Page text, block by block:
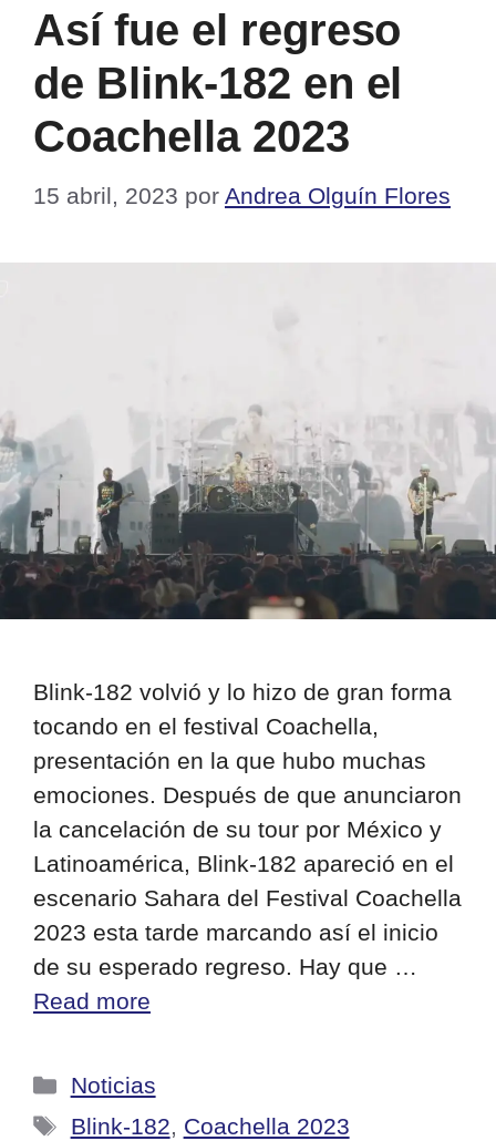
Así fue el regreso
de Blink-182 en el
Coachella 2023
15 abril, 2023 por Andrea Olguín Flores
Blink-182 volvió y lo hizo de gran forma
tocando en el festival Coachella,
presentación en la que hubo muchas
emociones. Después de que anunciaron
la cancelación de su tour por México y
Latinoamérica, Blink-182 apareció en el
escenario Sahara del Festival Coachella
2023 esta tarde marcando así el inicio
de su esperado regreso. Hay que …
Read more
Categorías
Noticias
Etiquetas
Blink-182, Coachella 2023